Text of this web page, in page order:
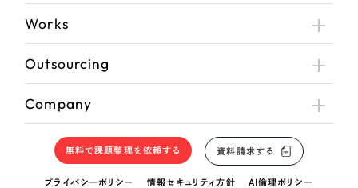
Works
Outsourcing
Company
無料で課題整理を依頼する 資料請求する
プライバシーポリシー 情報セキュリティ方針 AI倫理ポリシー